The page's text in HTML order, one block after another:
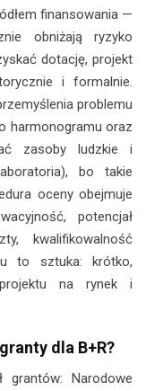
finansowania —
obniżają ryzyko
dotację, projekt
i formalnie.
problemu
harmonogramu oraz
zasoby ludzkie i
bo takie
oceny obejmuje
potencjał
kwalifikowalność
to sztuka: krótko,
na rynek i
dla B+R?
grantów: Narodowe